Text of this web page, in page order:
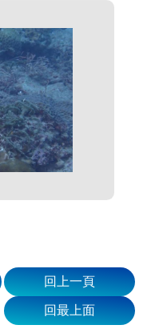
回上一頁
回最上面